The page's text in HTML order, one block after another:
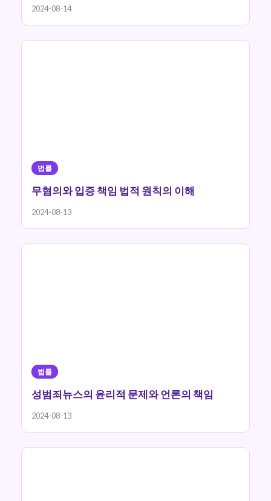
2024-08-14
법률
무혐의와 입증 책임 법적 원칙의 이해
2024-08-13
법률
성범죄뉴스의 윤리적 문제와 언론의 책임
2024-08-13